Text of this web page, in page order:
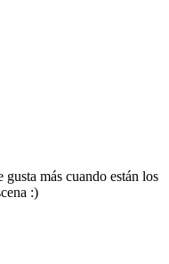
más cuando están los
:)